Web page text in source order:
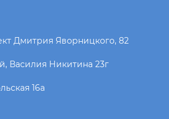
Дмитрия Яворницкого, 82
Василия Никитина 23г
16а